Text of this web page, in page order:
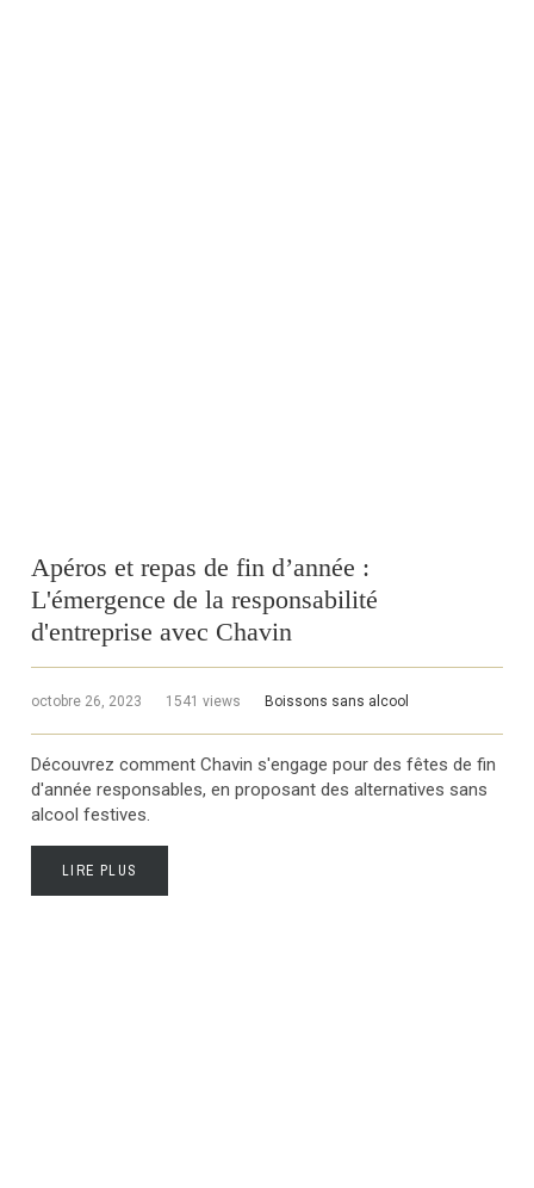
Apéros et repas de fin d’année :
L'émergence de la responsabilité
d'entreprise avec Chavin
octobre 26, 2023 1541 views Boissons sans alcool
Découvrez comment Chavin s'engage pour des fêtes de fin
d'année responsables, en proposant des alternatives sans
alcool festives.
LIRE PLUS